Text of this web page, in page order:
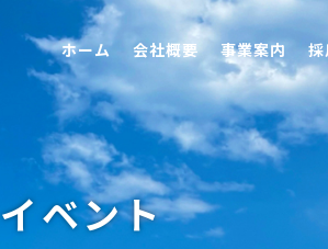
ホーム 会社概要 事業案内
イベント